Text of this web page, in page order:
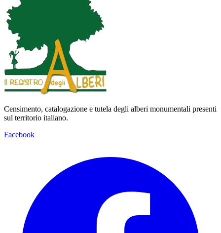
Censimento, catalogazione e tutela degli alberi monumentali presenti
sul territorio italiano.
Facebook